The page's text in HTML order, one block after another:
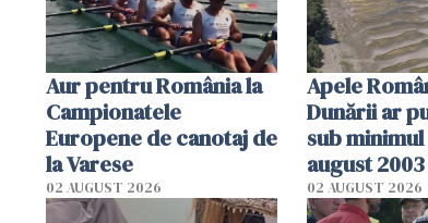
Aur pentru România la
Campionatele
Europene de canotaj de
la Varese
02 AUGUST 2026
Apele
Dunării ar
sub
august 2003
02 AUGUST 2026